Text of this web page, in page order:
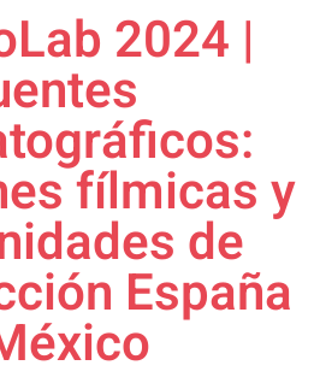
2024 |
fílmicas y
de
España